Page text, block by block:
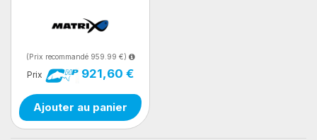
(Prix recommandé 959.99 €)
Prix 921,60 €
Ajouter au panier